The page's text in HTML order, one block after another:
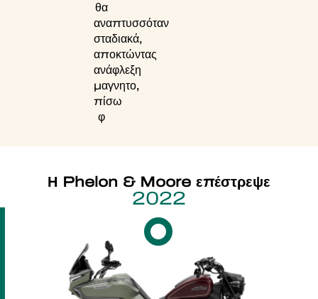
θα
αναπτυσσόταν
σταδιακά,
αποκτώντας
ανάφλεξη
μαγνητο,
πίσω
φ
Η Phelon & Moore επέστρεψε
2022